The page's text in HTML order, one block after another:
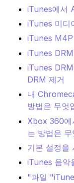
iTunes에서
iTunes 미디
iTunes
iTunes
iTunes
DRM 제거
내
방법은 무엇
Xbox 360
는 방법은
기본 설정을
iTunes 음악
"파일